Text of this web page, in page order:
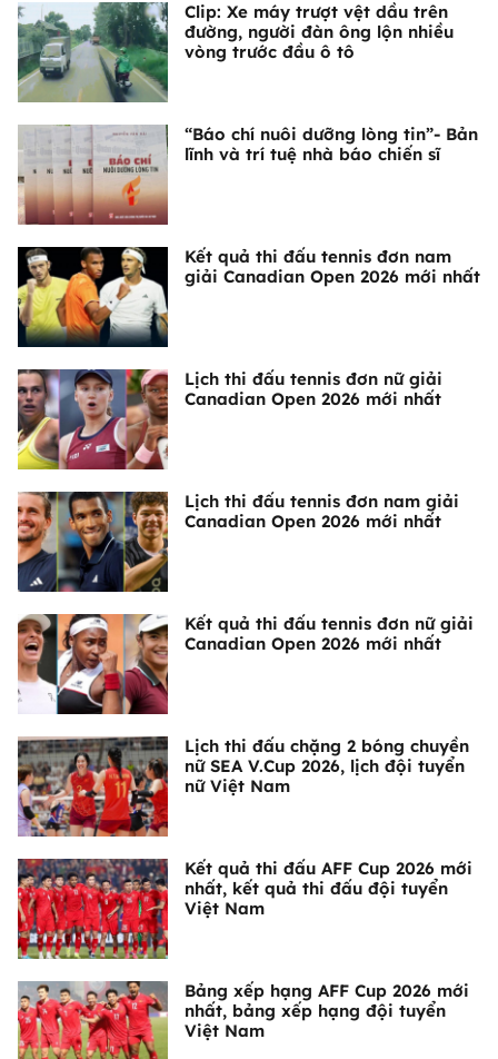
Clip: Xe máy trượt vệt dầu trên
đường, người đàn ông lộn nhiều
vòng trước đầu ô tô
“Báo chí nuôi dưỡng lòng tin”- Bản
lĩnh và trí tuệ nhà báo chiến sĩ
Kết quả thi đấu tennis đơn nam
giải Canadian Open 2026 mới nhất
Lịch thi đấu tennis đơn nữ giải
Canadian Open 2026 mới nhất
Lịch thi đấu tennis đơn nam giải
Canadian Open 2026 mới nhất
Kết quả thi đấu tennis đơn nữ giải
Canadian Open 2026 mới nhất
Lịch thi đấu chặng 2 bóng chuyền
nữ SEA V.Cup 2026, lịch đội tuyển
nữ Việt Nam
Kết quả thi đấu AFF Cup 2026 mới
nhất, kết quả thi đấu đội tuyển
Việt Nam
Bảng xếp hạng AFF Cup 2026 mới
nhất, bảng xếp hạng đội tuyển
Việt Nam